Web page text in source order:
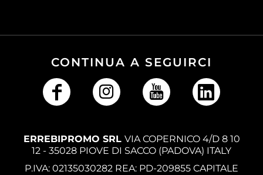
CONTINUA A SEGUIRCI
ERREBIPROMO SRL VIA COPERNICO 4/D 8 10
12 - 35028 PIOVE DI SACCO (PADOVA) ITALY
P.IVA: 02135030282 REA: PD-209855 CAPITALE